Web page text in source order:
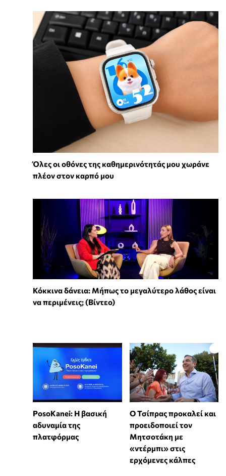
Όλες οι οθόνες της καθημερινότητάς μου χωράνε
πλέον στον καρπό μου
Κόκκινα δάνεια: Μήπως το μεγαλύτερο λάθος είναι
να περιμένεις; (Βίντεο)
PosoKanei: Η βασική
αδυναμία της
πλατφόρμας
Ο Τσίπρας προκαλεί και
προειδοποιεί τον
Μητσοτάκη με
«ντέρμπι» στις
ερχόμενες κάλπες